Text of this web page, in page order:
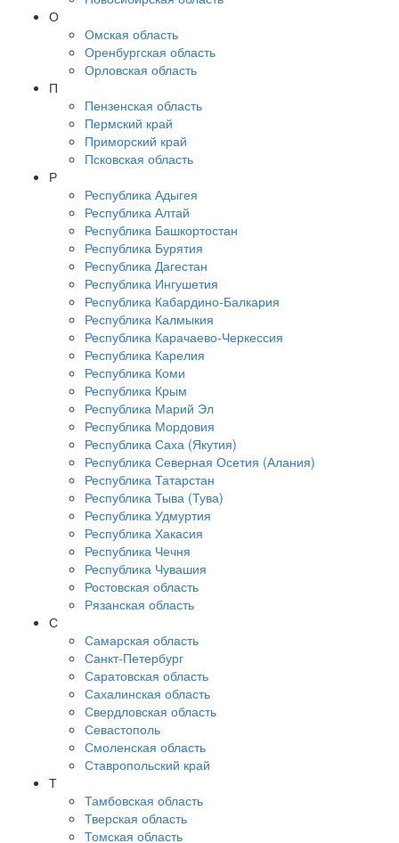
О
Омская область
Оренбургская область
Орловская область
П
Пензенская область
Пермский край
Приморский край
Псковская область
Р
Республика Адыгея
Республика Алтай
Республика Башкортостан
Республика Бурятия
Республика Дагестан
Республика Ингушетия
Республика Кабардино-Балкария
Республика Калмыкия
Республика Карачаево-Черкессия
Республика Карелия
Республика Коми
Республика Крым
Республика Марий Эл
Республика Мордовия
Республика Саха (Якутия)
Республика Северная Осетия (Алания)
Республика Татарстан
Республика Тыва (Тува)
Республика Удмуртия
Республика Хакасия
Республика Чечня
Республика Чувашия
Ростовская область
Рязанская область
С
Самарская область
Санкт-Петербург
Саратовская область
Сахалинская область
Свердловская область
Севастополь
Смоленская область
Ставропольский край
Т
Тамбовская область
Тверская область
Томская область